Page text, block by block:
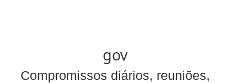
gov
Compromissos diários, reuniões,